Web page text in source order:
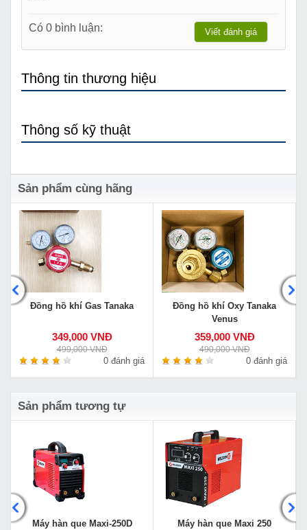
Có 0 bình luận: Viết đánh giá
Thông tin thương hiệu
Thông số kỹ thuật
Sản phẩm cùng hãng
Đồng hồ khí Gas Tanaka
349,000 VNĐ
499,000 VNĐ
0 đánh giá
Đồng hồ khí Oxy Tanaka
Venus
359,000 VNĐ
490,000 VNĐ
0 đánh giá
Sản phẩm tương tự
Máy hàn que Maxi-250D Máy hàn que Maxi 250